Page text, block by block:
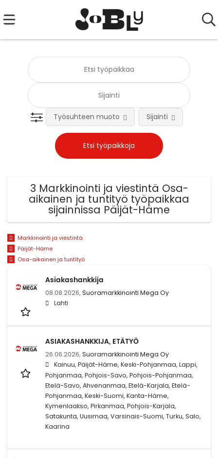
Työsuhteen muoto Sijainti
3 Markkinointi ja viestintä Osa-
aikainen ja tuntityö työpaikkaa
sijainnissa Päijät-Häme
Markkinointi ja viestintä
Päijät-Häme
Osa-aikainen ja tuntityö
Asiakashankkija
08.08.2026, Suoramarkkinointi Mega Oy
Lahti
ASIAKASHANKKIJA, ETÄTYÖ
26.06.2026, Suoramarkkinointi Mega Oy
Kainuu, Päijät-Häme, Keski-Pohjanmaa, Lappi,
Pohjanmaa, Pohjois-Savo, Pohjois-Pohjanmaa,
Etelä-Savo, Ahvenanmaa, Etelä-Karjala, Etelä-
Pohjanmaa, Keski-Suomi, Kanta-Häme,
Kymenlaakso, Pirkanmaa, Pohjois-Karjala,
Satakunta, Uusimaa, Varsinais-Suomi, Turku, Salo,
Kaarina